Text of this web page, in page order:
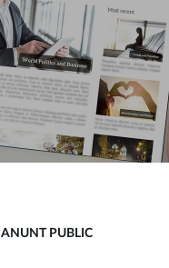
ANUNT PUBLIC